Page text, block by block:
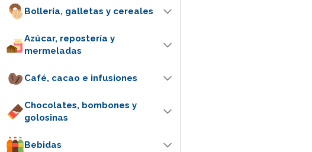
Bollería, galletas y cereales
Azúcar, repostería y
mermeladas
Café, cacao e infusiones
Chocolates, bombones y
golosinas
Bebidas